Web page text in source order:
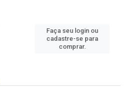
Faça seu login ou
cadastre-se para
comprar.